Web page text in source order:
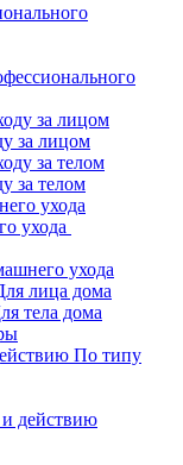
за лицом
за телом
ухода
ухода
лица дома
тела дома
По типу
действию